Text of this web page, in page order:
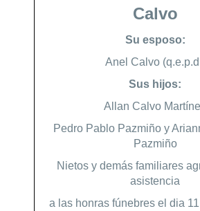
Calvo
Su esposo:
Anel Calvo
Sus hijos:
Allan Calvo
Pedro Pablo Pazmiño y
Pazmiño
Nietos y demás familiares
asistencia
a las honras fúnebres el dia